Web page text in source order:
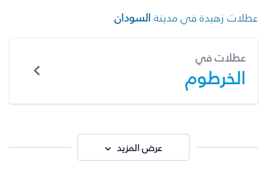
عطلات زهيدة في مدينة السودان
عطلات في
الخرطوم
عرض المزيد